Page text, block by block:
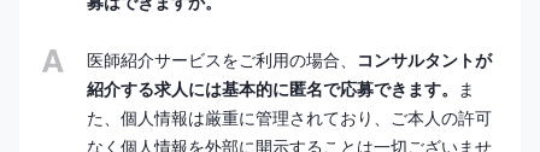
医師紹介サービスをご利用の場合、
コンサルタントが
紹介する求人には基本的に匿名で応募できます。 ま
た、個人情報は厳重に管理されており、ご本人の許可
なく個人情報を外部に開示することは一切ございませ